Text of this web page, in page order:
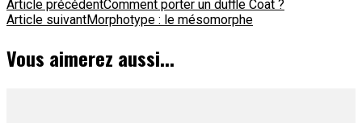
Navigation
d'article
Article précédentComment porter un duffle Coat ?
Article suivantMorphotype : le mésomorphe
Vous aimerez aussi...